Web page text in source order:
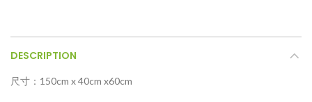
DESCRIPTION
尺⼨：150cm x 40cm x60cm